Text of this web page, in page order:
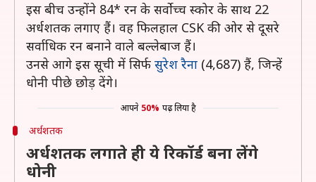
इस बीच उन्होंने 84* रन के सर्वोच्च स्कोर के साथ 22
अर्धशतक लगाए हैं। वह फिलहाल CSK की ओर से दूसरे
सर्वाधिक रन बनाने वाले बल्लेबाज हैं।
उनसे आगे इस सूची में सिर्फ सुरेश रैना (4,687) हैं, जिन्हें
धोनी पीछे छोड़ देंगे।
आपने 50% पढ़ लिया है
अर्धशतक
अर्धशतक लगाते ही ये रिकॉर्ड बना लेंगे
धोनी